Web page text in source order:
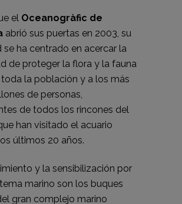
el Oceanogràfic de
abrió sus puertas en 2003, su
se ha centrado en acercar la
de proteger la flora y la fauna
toda la población y a los más
de personas,
de todos los rincones del
han visitado el acuario
últimos 20 años.
y la sensibilización por
marino son los buques
gran complejo marino